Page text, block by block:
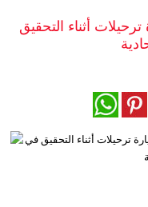
وموسيقى
أثناء التحقيق